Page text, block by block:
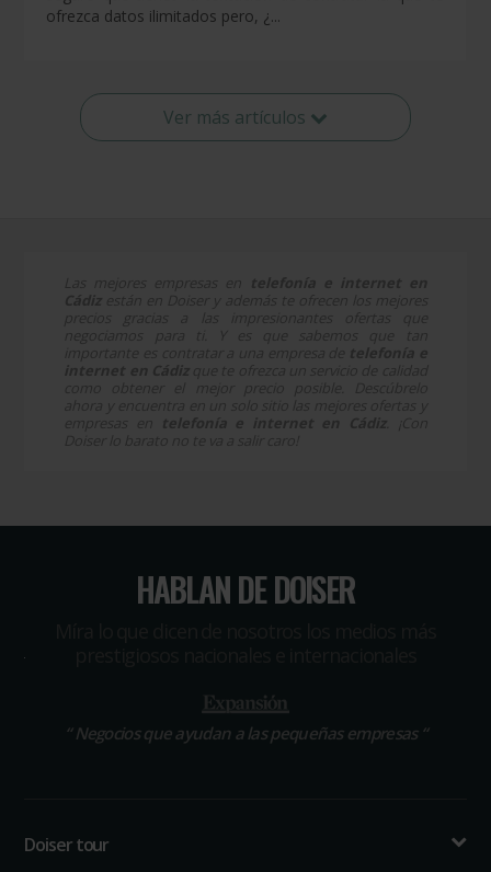
ofrezca datos ilimitados pero, ¿...
Ver más artículos
HABLAN DE DOISER
“Negocios que ayudan a las pequeñas empresas “
Doiser tour